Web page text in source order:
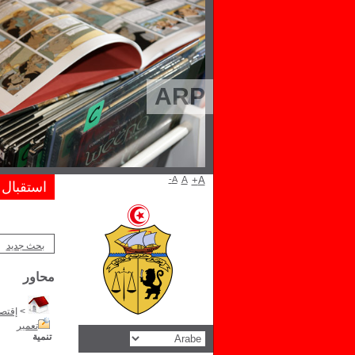
ARP
بحث جديد
محاور
>
تعمير
تنمية
استقبال A- A A+